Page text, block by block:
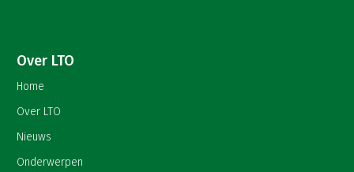
Over LTO
Home
Over LTO
Nieuws
Onderwerpen